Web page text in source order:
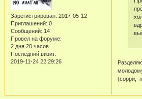
Зарегистрирован: 2017-05-12
Приглашений: 0
Сообщений: 14
Провел на форуме:
2 дня 20 часов
Последний визит:
2019-11-24 22:29:26
(сорри,